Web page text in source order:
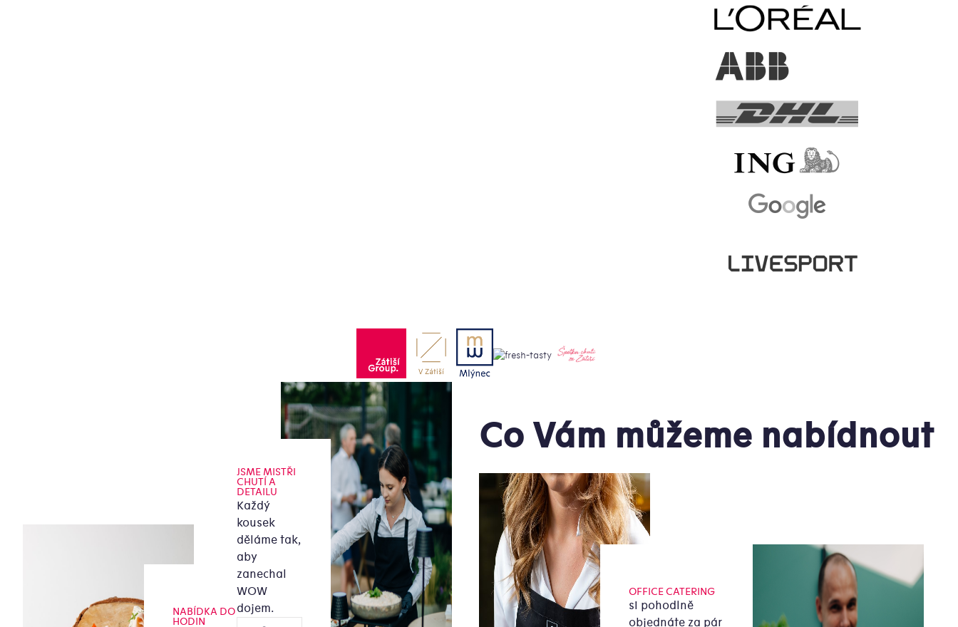
NABÍDKA DO 24
HODIN
JSME MISTŘI
CHUTÍ A
DETAILU
Každý
kousek
děláme tak,
aby
zanechal
WOW
dojem.
Co Vám můžeme nabídnout
OFFICE CATERING
si pohodlně
objednáte za pár